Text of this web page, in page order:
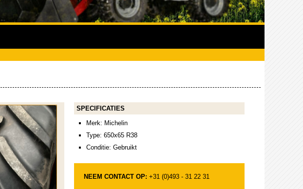
SPECIFICATIES
Merk: Michelin
Type: 650x65 R38
Conditie: Gebruikt
NEEM CONTACT OP: +31 (0)493 - 31 22 31